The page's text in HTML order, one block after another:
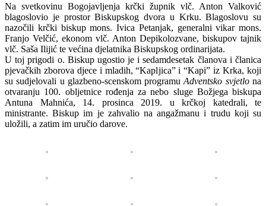
Na svetkovinu Bogojavljenja krčki župnik vlč. Anton Valković
blagoslovio je prostor Biskupskog dvora u Krku.Blagoslovu su
nazočili krčki biskup mons. Ivica Petanjak, generalni vikar mons.
Franjo Velčić, ekonom vlč. Anton Depikolozvane, biskupov tajnik
vlč. Saša Ilijić te većina djelatnika Biskupskog ordinarijata.
U toj prigodi o. Biskup ugostio je i sedamdesetak članova i članica
pjevačkih zborova djece i mladih, “Kapljica” i “Kapi” iz Krka, koji
su sudjelovali u glazbeno-scenskom programuAdventsko svjetlona
otvaranju 100. obljetnice rođenja za nebo sluge Božjega biskupa
Antuna Mahnića, 14. prosinca 2019. u krčkoj katedrali, te
ministrante. Biskup im je zahvalio na angažmanu i trudu koji su
uložili, a zatim im uručio darove.